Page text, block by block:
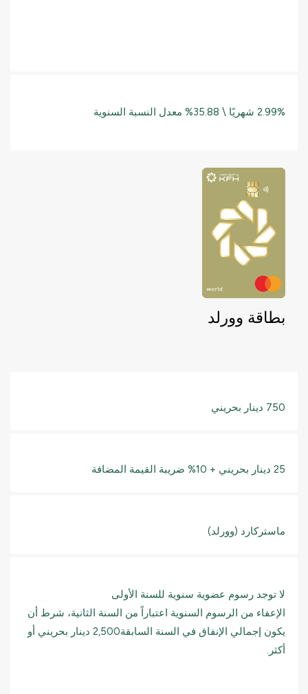
2.99% شهريًا \ 35.88% معدل النسبة السنوية
بطاقة وورلد
750 دينار بحريني
25 دينار بحريني + 10% ضريبة القيمة المضافة
ماستركارد (وورلد)
لا توجد رسوم عضوية سنوية للسنة الأولى
الإعفاء من الرسوم السنوية اعتباراً من السنة الثانية، شرط أن
يكون إجمالي الإنفاق في السنة السابقة2,500 دينار بحريني أو
أكثر.